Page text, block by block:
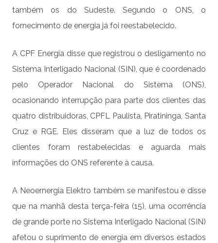
também os do Sudeste. Segundo o ONS, o
fornecimento de energia já foi reestabelecido.
A CPF Energia disse que registrou o desligamento no
Sistema Interligado Nacional (SIN), que é coordenado
pelo Operador Nacional do Sistema (ONS),
ocasionando interrupção para parte dos clientes das
quatro distribuidoras, CPFL Paulista, Piratininga, Santa
Cruz e RGE. Eles disseram que a luz de todos os
clientes foram restabelecidas e aguarda mais
informações do ONS referente à causa.
A Neoernergia Elektro também se manifestou e disse
que na manhã desta terça-feira (15), uma ocorrência
de grande porte no Sistema Interligado Nacional (SIN)
afetou o suprimento de energia em diversos estados